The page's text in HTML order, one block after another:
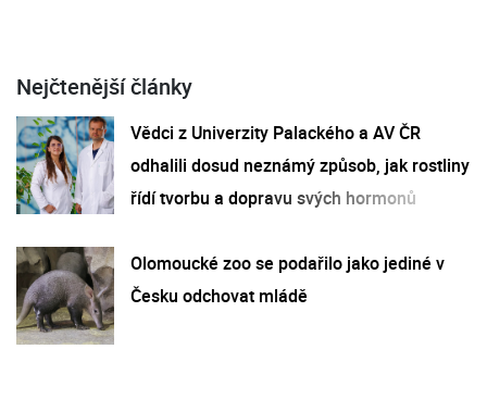
Nejčtenější články
Vědci z Univerzity Palackého a AV ČR
odhalili dosud neznámý způsob, jak rostliny
řídí tvorbu a dopravu svých hormonů
Olomoucké zoo se podařilo jako jediné v
Česku odchovat mládě